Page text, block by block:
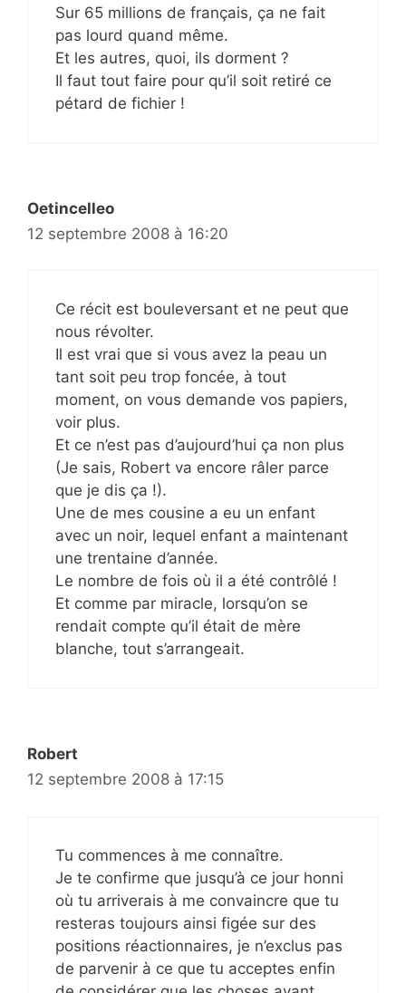
Sur 65 millions de français, ça ne fait
pas lourd quand même.
Et les autres, quoi, ils dorment ?
Il faut tout faire pour qu’il soit retiré ce
pétard de fichier !
Oetincelleo
12 septembre 2008 à 16:20
Ce récit est bouleversant et ne peut que
nous révolter.
Il est vrai que si vous avez la peau un
tant soit peu trop foncée, à tout
moment, on vous demande vos papiers,
voir plus.
Et ce n’est pas d’aujourd’hui ça non plus
(Je sais, Robert va encore râler parce
que je dis ça !).
Une de mes cousine a eu un enfant
avec un noir, lequel enfant a maintenant
une trentaine d’année.
Le nombre de fois où il a été contrôlé !
Et comme par miracle, lorsqu’on se
rendait compte qu’il était de mère
blanche, tout s’arrangeait.
Robert
12 septembre 2008 à 17:15
Tu commences à me connaître.
Je te confirme que jusqu’à ce jour honni
où tu arriverais à me convaincre que tu
resteras toujours ainsi figée sur des
positions réactionnaires, je n’exclus pas
de parvenir à ce que tu acceptes enfin